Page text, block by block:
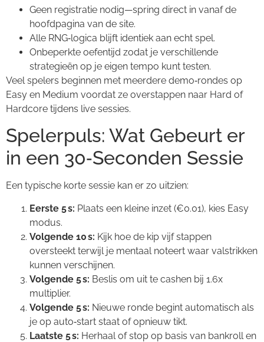
Geen registratie nodig—spring direct in vanaf de
hoofdpagina van de site.
Alle RNG‑logica blijft identiek aan echt spel.
Onbeperkte oefentijd zodat je verschillende
strategieën op je eigen tempo kunt testen.
Veel spelers beginnen met meerdere demo‑rondes op
Easy en Medium voordat ze overstappen naar Hard of
Hardcore tijdens live sessies.
Spelerpuls: Wat Gebeurt er
in een 30‑Seconden Sessie
Een typische korte sessie kan er zo uitzien:
Eerste 5 s: Plaats een kleine inzet (€0.01), kies Easy
modus.
Volgende 10 s: Kijk hoe de kip vijf stappen
oversteekt terwijl je mentaal noteert waar valstrikken
kunnen verschijnen.
Volgende 5 s: Beslis om uit te cashen bij 1.6x
multiplier.
Volgende 5 s: Nieuwe ronde begint automatisch als
je op auto‑start staat of opnieuw tikt.
Laatste 5 s: Herhaal of stop op basis van bankroll en